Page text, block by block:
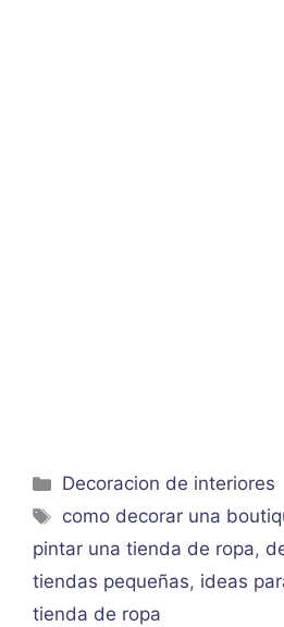
Categorías
Decoracion de interiores
Etiquetas
como decorar una
pintar una tienda de ropa,
tiendas pequeñas, ideas
tienda de ropa